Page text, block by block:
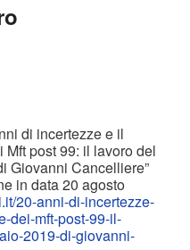
di incertezze e il
post 99: il lavoro del
Giovanni Cancelliere”
in data 20 agosto
20-anni-di-incertezze-
dei-mft-post-99-il-
2019-di-giovanni-